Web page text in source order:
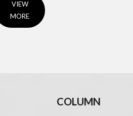
VIEW
MORE
COLUMN